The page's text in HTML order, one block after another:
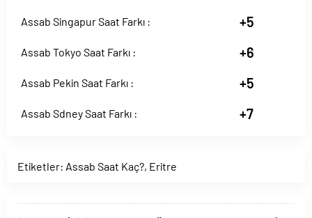
Assab Singapur Saat Farkı : +5
Assab Tokyo Saat Farkı : +6
Assab Pekin Saat Farkı : +5
Assab Sdney Saat Farkı : +7
Etiketler: Assab Saat Kaç?, Eritre